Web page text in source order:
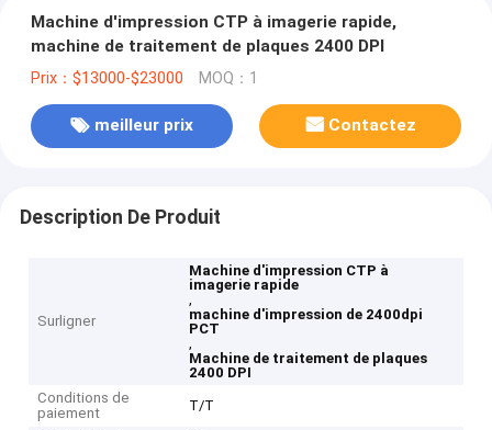
Machine d'impression CTP à imagerie rapide,
machine de traitement de plaques 2400 DPI
Prix：$13000-$23000 MOQ：1
meilleur prix Contactez
Description De Produit
Surligner
Machine d'impression CTP à
imagerie rapide
,
machine d'impression de 2400dpi
PCT
,
Machine de traitement de plaques
2400 DPI
Conditions de
paiement
T/T